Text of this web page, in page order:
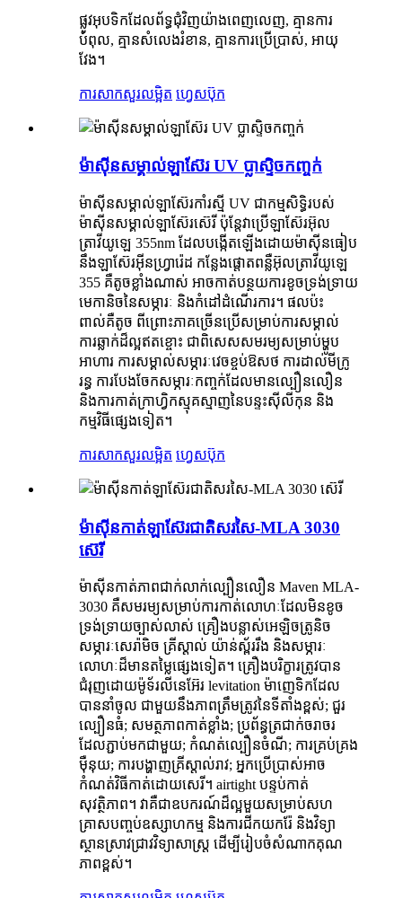
ផ្លូវអុបទិកដែលព័ទ្ធជុំវិញយ៉ាងពេញលេញ, គ្មានការ
បំពុល, គ្មានសំលេងរំខាន, គ្មានការប្រើប្រាស់, អាយុ
វែង។
ការសាកសួរលម្អិត ហ្វេសប៊ុក
ម៉ាស៊ីនសម្គាល់ឡាស៊ែរ UV ប្លាស្ទិចកញ្ចក់
ម៉ាស៊ីនសម្គាល់ឡាស៊ែរកាំរស្មី UV ជាកម្មសិទ្ធិរបស់
ម៉ាស៊ីនសម្គាល់ឡាស៊ែរស៊េរី ប៉ុន្តែវាប្រើឡាស៊ែរអ៊ុល
ត្រាវីយូឡេ 355nm ដែលបង្កើតឡើងដោយម៉ាស៊ីនធៀប
នឹងឡាស៊ែរអ៊ីនហ្វ្រារ៉េដ កន្លែងផ្តោតពន្លឺអ៊ុលត្រាវីយូឡេ
355 គឺតូចខ្លាំងណាស់ អាចកាត់បន្ថយការខូចទ្រង់ទ្រាយ
មេកានិចនៃសម្ភារៈ និងកំដៅដំណើរការ។ ផលប៉ះ
ពាល់គឺតូច ពីព្រោះភាគច្រើនប្រើសម្រាប់ការសម្គាល់
ការឆ្លាក់ដ៏ល្អឥតខ្ចោះ ជាពិសេសសមរម្យសម្រាប់ម្ហូប
អាហារ ការសម្គាល់សម្ភារៈវេចខ្ចប់ឱសថ ការដាល់មីក្រូ
រន្ធ ការបែងចែកសម្ភារៈកញ្ចក់ដែលមានល្បឿនលឿន
និងការកាត់ក្រាហ្វិកស្មុគស្មាញនៃបន្ទះស៊ីលីកុន និង
កម្មវិធីផ្សេងទៀត។
ការសាកសួរលម្អិត ហ្វេសប៊ុក
ម៉ាស៊ីនកាត់ឡាស៊ែរជាតិសរសៃ-MLA 3030
ស៊េរី
ម៉ាស៊ីនកាត់ភាពជាក់លាក់ល្បឿនលឿន Maven MLA-
3030 គឺសមរម្យសម្រាប់ការកាត់លោហៈដែលមិនខូច
ទ្រង់ទ្រាយច្បាស់លាស់ គ្រឿងបន្លាស់អេឡិចត្រូនិច
សម្ភារៈសេរ៉ាមិច គ្រីស្តាល់ យ៉ាន់ស្ព័ររឹង និងសម្ភារៈ
លោហៈដ៏មានតម្លៃផ្សេងទៀត។ គ្រឿងបរិក្ខារត្រូវបាន
ជំរុញដោយម៉ូទ័រលីនេអ៊ែរ levitation ម៉ាញេទិកដែល
បាននាំចូល ជាមួយនឹងភាពត្រឹមត្រូវនៃទីតាំងខ្ពស់; ជួរ
ល្បឿនធំ; សមត្ថភាពកាត់ខ្លាំង; ប្រព័ន្ធត្រជាក់ចរាចរ
ដែលភ្ជាប់មកជាមួយ; កំណត់ល្បឿនចំណី; ការគ្រប់គ្រង
ម៉ឺនុយ; ការបង្ហាញគ្រីស្តាល់រាវ; អ្នកប្រើប្រាស់អាច
កំណត់វិធីកាត់ដោយសេរី។ airtight បន្ទប់កាត់
សុវត្ថិភាព។ វាគឺជាឧបករណ៍ដ៏ល្អមួយសម្រាប់សហ
គ្រាសបញ្ចប់ឧស្សាហកម្ម និងការជីកយករ៉ែ និងវិទ្យា
ស្ថានស្រាវជ្រាវវិទ្យាសាស្ត្រ ដើម្បីរៀបចំសំណាកគុណ
ភាពខ្ពស់។